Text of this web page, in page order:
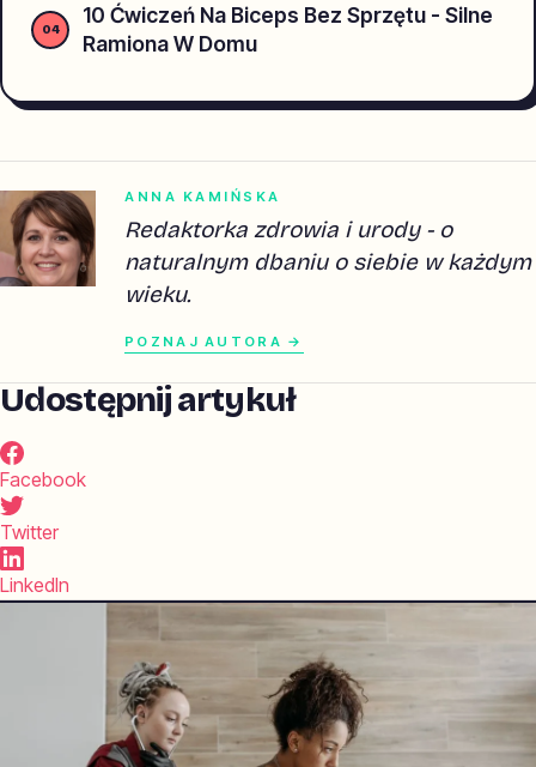
10 Ćwiczeń Na Biceps Bez Sprzętu - Silne
Ramiona W Domu
ANNA KAMIŃSKA
Redaktorka zdrowia i urody - o
naturalnym dbaniu o siebie w każdym
wieku.
POZNAJ AUTORA →
Udostępnij artykuł
Facebook
Twitter
LinkedIn